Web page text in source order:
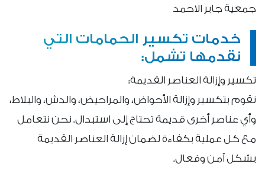
جمعية جابر الاحمد
خدمات تكسير الحمامات التي
نقدمها تشمل:
تكسير وإزالة العناصر القديمة:
نقوم بتكسير وإزالة الأحواض، والمراحيض، والدش، والبلاط،
وأي عناصر أخرى قديمة تحتاج إلى استبدال. نحن نتعامل
مع كل عملية بكفاءة لضمان إزالة العناصر القديمة
بشكل آمن وفعال.